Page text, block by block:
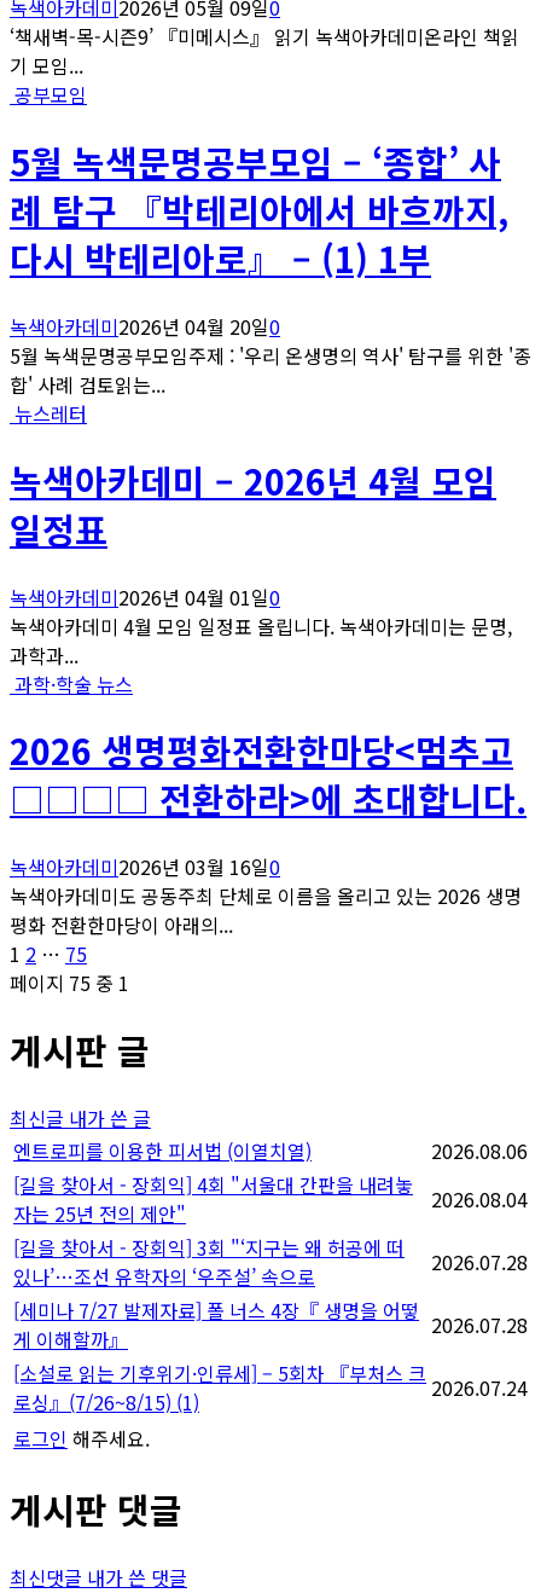
녹색아카데미 2026년 05월 09일0
‘책새벽-목-시즌9’ 『미메시스』 읽기 녹색아카데미온라인 책읽
기 모임...
공부모임
5월 녹색문명공부모임 – ‘종합’ 사
례 탐구 『박테리아에서 바흐까지,
다시 박테리아로』 – (1) 1부
녹색아카데미2026년 04월 20일0
5월 녹색문명공부모임주제 : '우리 온생명의 역사' 탐구를 위한 '종
합' 사례 검토읽는...
뉴스레터
녹색아카데미 – 2026년 4월 모임
일정표
녹색아카데미2026년 04월 01일0
녹색아카데미 4월 모임 일정표 올립니다. 녹색아카데미는 문명,
과학과...
과학·학술 뉴스
2026 생명평화전환한마당<멈추고
□□□□ 전환하라>에 초대합니다.
녹색아카데미2026년 03월 16일0
녹색아카데미도 공동주최 단체로 이름을 올리고 있는 2026 생명
평화 전환한마당이 아래의...
글
페
이
지
매
김
페
이
1 페
이
2 … 페
이
75
페이지 75 중 1
게시판 글
최신글 내가 쓴 글
엔트로피를 이용한 피서법 (이열치열)
2026.08.06
[길을 찾아서 - 장회익] 4회 "서울대 간판을 내려놓
자는 25년 전의 제안"
2026.08.04
[길을 찾아서 - 장회익] 3회 "‘지구는 왜 허공에 떠
있나’…조선 유학자의 ‘우주설’ 속으로
2026.07.28
[세미나 7/27 발제자료] 폴 너스 4장『 생명을 어떻
게 이해할까』
2026.07.28
[소설로 읽는 기후위기·인류세] – 5회차 『부처스 크
로싱』(7/26~8/15) (1)
2026.07.24
로그인 해주세요.
게시판 댓글
최신댓글 내가 쓴 댓글